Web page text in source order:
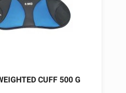
CUFF 500 G